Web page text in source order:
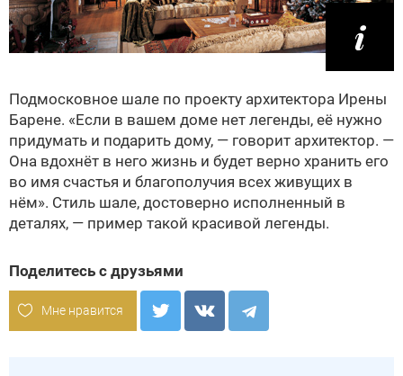
Подмосковное шале по проекту архитектора Ирены
Барене. «Если в вашем доме нет легенды, её нужно
придумать и подарить дому, — говорит архитектор. —
Она вдохнёт в него жизнь и будет верно хранить его
во имя счастья и благополучия всех живущих в
нём». Стиль шале, достоверно исполненный в
деталях, — пример такой красивой легенды.
Поделитесь с друзьями
Мне нравится